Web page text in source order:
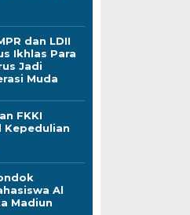
dan LDII
Ikhlas Para
Jadi
Muda
FKKI
Kepedulian
Al
Madiun